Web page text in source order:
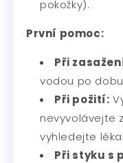
pokožky).
První pomoc:
Při
vodou po
Při požití:
nevyvolávejte
vyhledejte
Při styku s